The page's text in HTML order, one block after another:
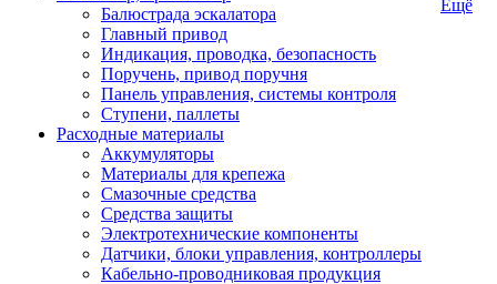
Балюстрада эскалатора
Главный привод
Индикация, проводка, безопасность
Поручень, привод поручня
Панель управления, системы контроля
Ступени, паллеты
Расходные материалы
Аккумуляторы
Материалы для крепежа
Смазочные средства
Средства защиты
Электротехнические компоненты
Датчики, блоки управления, контроллеры
Кабельно-проводниковая продукция
Ещё